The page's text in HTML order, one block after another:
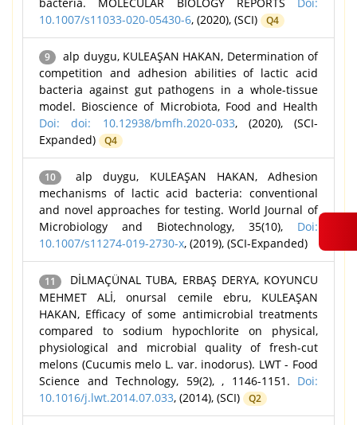
10.1007/s11033-020-05430-6, (2020), (SCI) Q4
9
alp duygu, KULEAŞAN HAKAN, Determination of
competition and adhesion abilities of lactic acid
bacteria against gut pathogens in a whole-tissue
model. Bioscience of Microbiota, Food and Health
Doi: doi: 10.12938/bmfh.2020-033, (2020), (SCI-
Expanded)
Q4
10
alp duygu, KULEAŞAN HAKAN, Adhesion
mechanisms of lactic acid bacteria: conventional
and novel approaches for testing. World Journal of
Microbiology and Biotechnology, 35(10), Doi:
10.1007/s11274-019-2730-x, (2019), (SCI-Expanded)
11
DİLMAÇÜNAL TUBA, ERBAŞ DERYA, KOYUNCU
MEHMET ALİ, onursal cemile ebru, KULEAŞAN
HAKAN, Efficacy of some antimicrobial treatments
compared to sodium hypochlorite on physical,
physiological and microbial quality of fresh-cut
melons (Cucumis melo L. var. inodorus). LWT - Food
Science and Technology, 59(2), , 1146-1151. Doi:
10.1016/j.lwt.2014.07.033, (2014), (SCI) Q2